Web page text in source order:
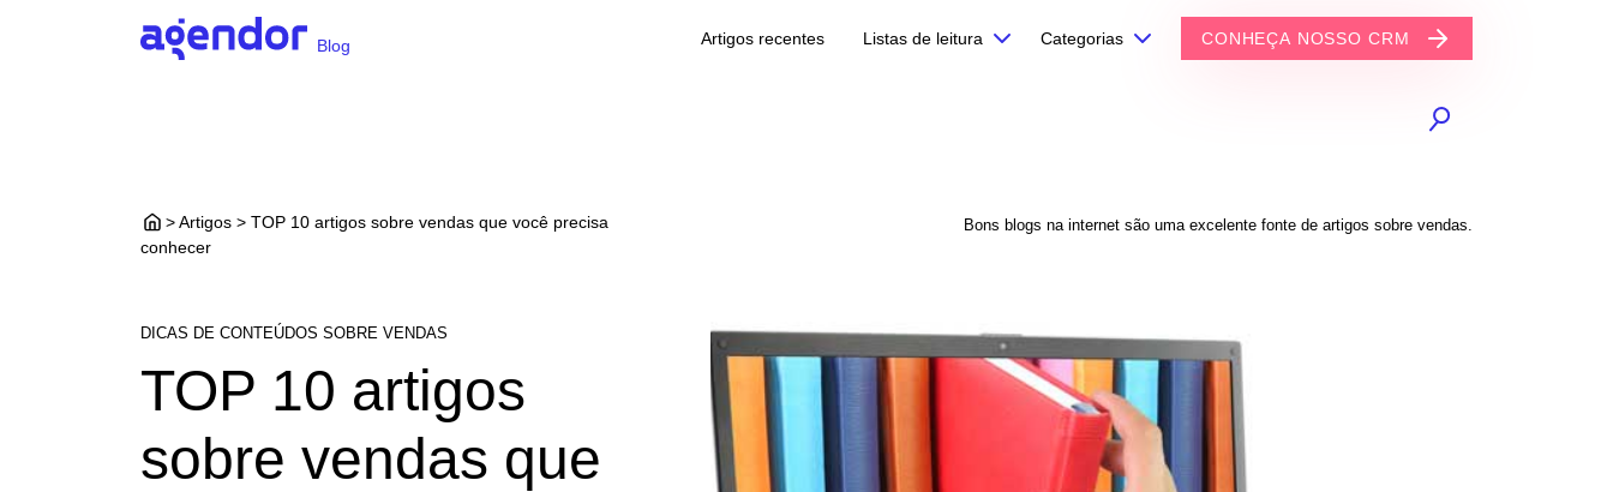
Blog Artigos recentes Listas de leitura Categorias CONHEÇA NOSSO CRM
> Artigos > TOP 10 artigos sobre vendas que você precisa
conhecer
DICAS DE CONTEÚDOS SOBRE VENDAS
TOP 10 artigos
sobre vendas que
Bons blogs na internet são uma excelente fonte de artigos sobre vendas.